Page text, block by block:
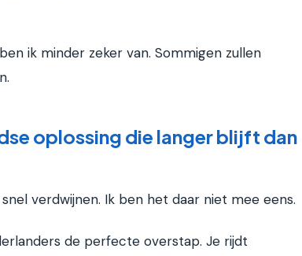
ik minder zeker van. Sommigen zullen
oplossing die langer blijft dan
verdwijnen. Ik ben het daar niet mee eens.
de perfecte overstap. Je rijdt